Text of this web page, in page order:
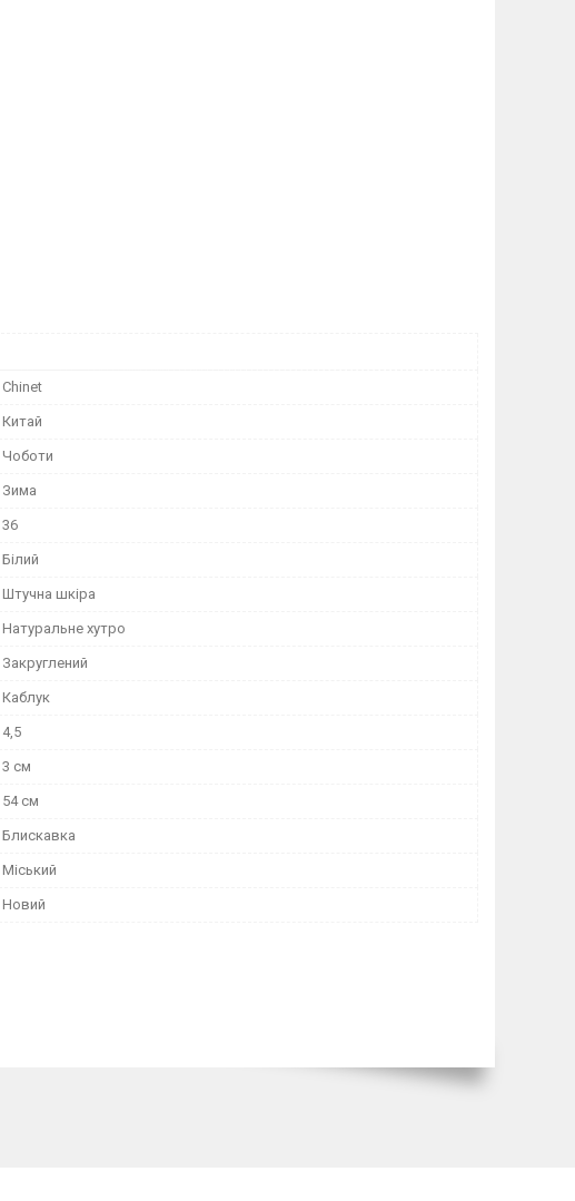
Chinet
Китай
Чоботи
Зима
36
Білий
Штучна шкіра
Натуральне хутро
Закруглений
Каблук
4,5
3 см
54 см
Блискавка
Міський
Новий